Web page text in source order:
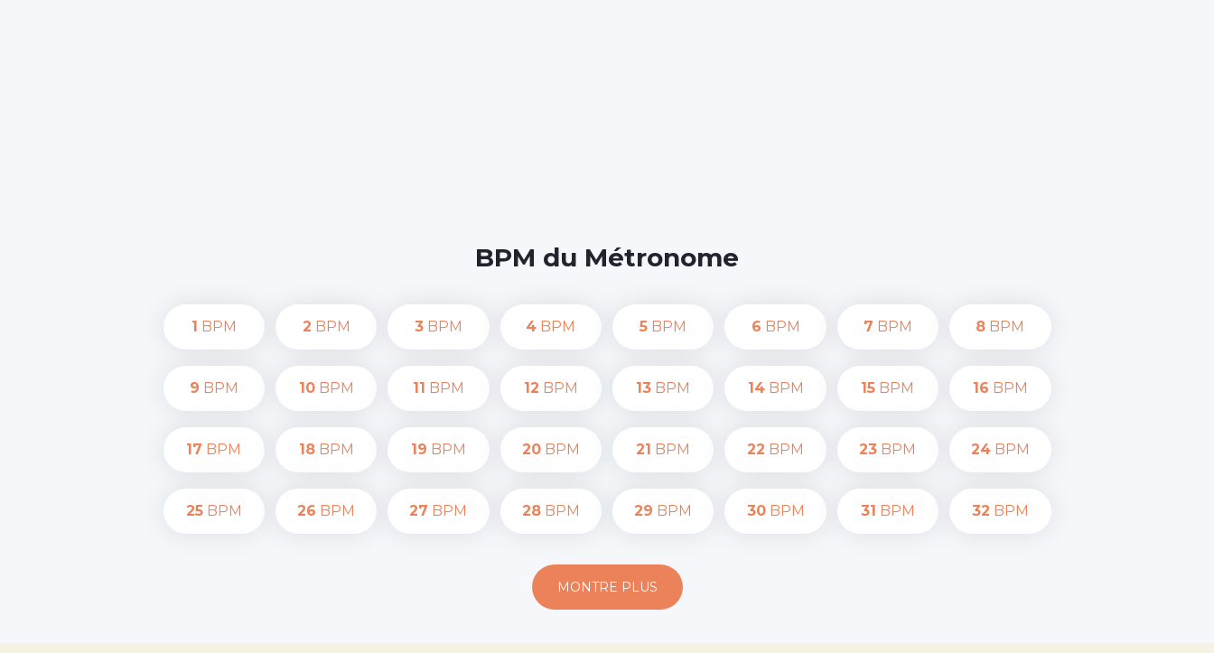
BPM du Métronome
1 BPM 2 BPM 3BPM 4 BPM 5 BPM 6 BPM 7 BPM 8 BPM
9 BPM 10BPM 11 BPM 12 BPM 13 BPM 14BPM 15 BPM 16 BPM
17 BPM 18BPM 19 BPM 20BPM 21 BPM 22 BPM 23 BPM 24BPM
25BPM 26 BPM 27 BPM 28BPM 29 BPM 30BPM 31 BPM 32 BPM
MONTRE PLUS